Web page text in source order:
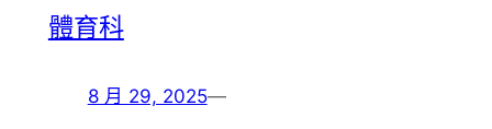
體育科
8 月 29, 2025—